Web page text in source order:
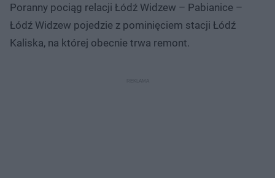
Poranny pociąg relacji Łódź Widzew – Pabianice –
Łódź Widzew pojedzie z pominięciem stacji Łódź
Kaliska, na której obecnie trwa remont.